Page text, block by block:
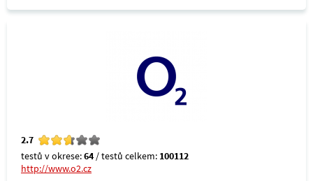
2.7
testů v okrese:64 / testů celkem: 100112
http://www.o2.cz